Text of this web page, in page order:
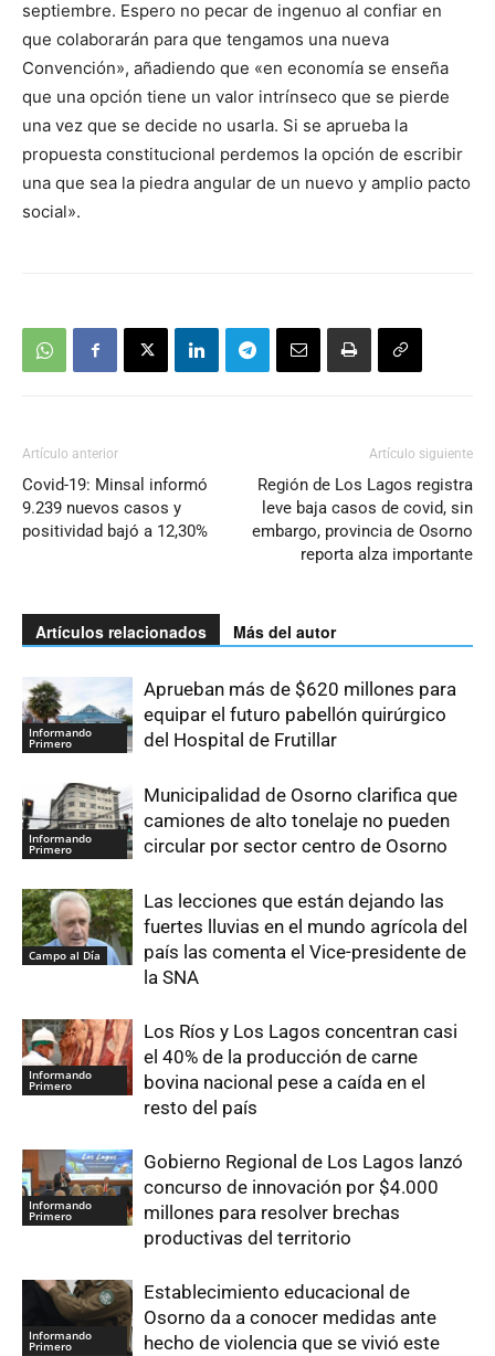
septiembre. Espero no pecar de ingenuo al confiar en
que colaborarán para que tengamos una nueva
Convención», añadiendo que «en economía se enseña
que una opción tiene un valor intrínseco que se pierde
una vez que se decide no usarla. Si se aprueba la
propuesta constitucional perdemos la opción de escribir
una que sea la piedra angular de un nuevo y amplio pacto
social».
Artículo anterior
Covid-19: Minsal informó
9.239 nuevos casos y
positividad bajó a 12,30%
Artículo siguiente
Región de Los Lagos registra
leve baja casos de covid, sin
embargo, provincia de Osorno
reporta alza importante
Artículos relacionados Más del autor
Informando
Primero
Aprueban más de $620 millones para
equipar el futuro pabellón quirúrgico
del Hospital de Frutillar
Informando
Primero
Municipalidad de Osorno clarifica que
camiones de alto tonelaje no pueden
circular por sector centro de Osorno
Campo al Día
Las lecciones que están dejando las
fuertes lluvias en el mundo agrícola del
país las comenta el Vice-presidente de
la SNA
Informando
Primero
Los Ríos y Los Lagos concentran casi
el 40% de la producción de carne
bovina nacional pese a caída en el
resto del país
Informando
Primero
Gobierno Regional de Los Lagos lanzó
concurso de innovación por $4.000
millones para resolver brechas
productivas del territorio
Informando
Primero
Establecimiento educacional de
Osorno da a conocer medidas ante
hecho de violencia que se vivió este